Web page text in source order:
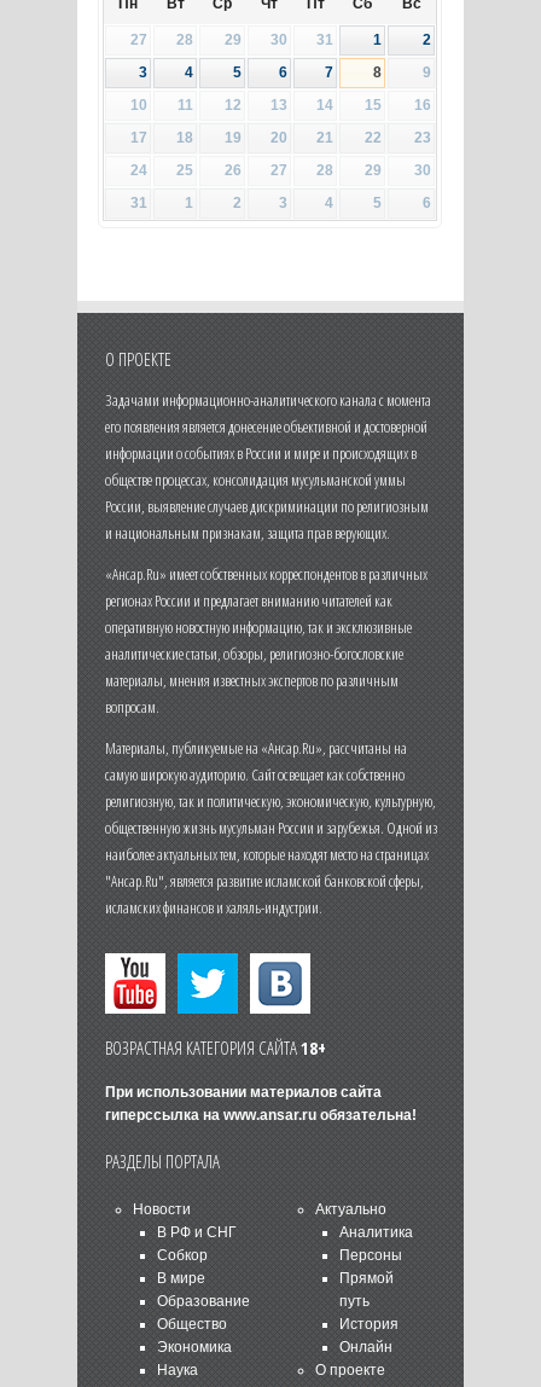
Пн Вт Ср Чт Пт Сб Вс
27 28 29 30 31 1
2
3
4 5 6 7 8
9
10
11 12 13 14 15
16
17
18 19 20 21 22
23
24
25 26 27 28 29
30
31
1 2 3 4 5 6
О ПРОЕКТЕ
Задачами информационно-аналитического канала с момента
его появления является донесение объективной и достоверной
информации о событиях в России и мире и происходящих в
обществе процессах, консолидация мусульманской уммы
России, выявление случаев дискриминации по религиозным
и национальным признакам, защита прав верующих.
«Ансар.Ru» имеет собственных корреспондентов в различных
регионах России и предлагает вниманию читателей как
оперативную новостную информацию, так и эксклюзивные
аналитические статьи, обзоры, религиозно-богословские
материалы, мнения известных экспертов по различным
вопросам.
Материалы, публикуемые на «Ансар.Ru», рассчитаны на
самую широкую аудиторию. Сайт освещает как собственно
религиозную, так и политическую, экономическую, культурную,
общественную жизнь мусульман России и зарубежья. Одной из
наиболее актуальных тем, которые находят место на страницах
"Ансар.Ru", является развитие исламской банковской сферы,
исламских финансов и халяль-индустрии.
ВОЗРАСТНАЯ КАТЕГОРИЯ САЙТА18+
При использовании материалов сайта
гиперссылка на www.ansar.ruобязательна!
РАЗДЕЛЫ ПОРТАЛА
Новости
В РФ и СНГ
Собкор
В мире
Образование
Общество
Экономика
Наука
Актуально
Аналитика
Персоны
Прямой
путь
История
Онлайн
О проекте